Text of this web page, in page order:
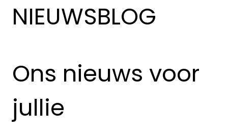
NIEUWSBLOG
Ons nieuws voor
jullie